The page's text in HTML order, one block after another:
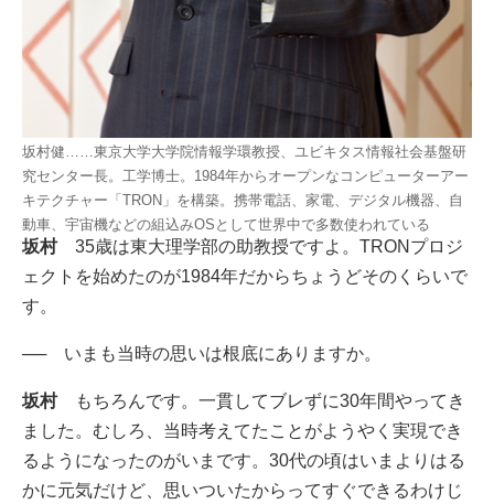
坂村健……東京大学大学院情報学環教授、ユビキタス情報社会基盤研
究センター長。工学博士。1984年からオープンなコンピューターアー
キテクチャー「TRON」を構築。携帯電話、家電、デジタル機器、自
動車、宇宙機などの組込みOSとして世界中で多数使われている
坂村35歳は東大理学部の助教授ですよ。TRONプロジ
ェクトを始めたのが1984年だからちょうどそのくらいで
す。
──いまも当時の思いは根底にありますか。
坂村もちろんです。一貫してブレずに30年間やってき
ました。むしろ、当時考えてたことがようやく実現でき
るようになったのがいまです。30代の頃はいまよりはる
かに元気だけど、思いついたからってすぐできるわけじ